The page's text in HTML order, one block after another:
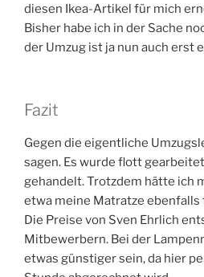
diesen Ikea-Artikel für mich
Bisher habe ich in der Sache
der Umzug ist ja nun auch erst
Fazit
Gegen die eigentliche
sagen. Es wurde flott
gehandelt. Trotzdem hätte ich
etwa meine Matratze
Die Preise von Sven Ehrlich
Mitbewerbern. Bei der
etwas günstiger sein, da hier